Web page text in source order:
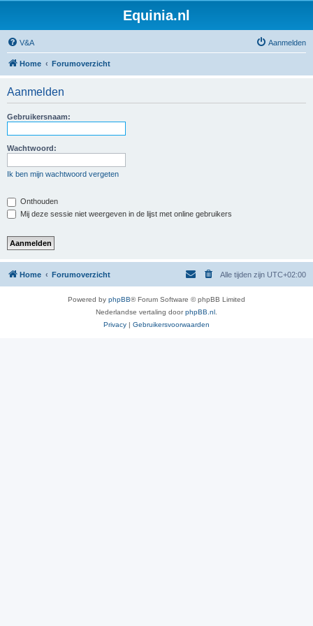
Equinia.nl
V&A Aanmelden
Home Forumoverzicht
Aanmelden
Gebruikersnaam:
Wachtwoord:
Ik ben mijn wachtwoord vergeten
Onthouden
Mij deze sessie niet weergeven in de lijst met online gebruikers
Home Forumoverzicht Alle tijden zijn UTC+02:00
Powered by phpBB® Forum Software © phpBB Limited
Nederlandse vertaling doorphpBB.nl.
Privacy | Gebruikersvoorwaarden